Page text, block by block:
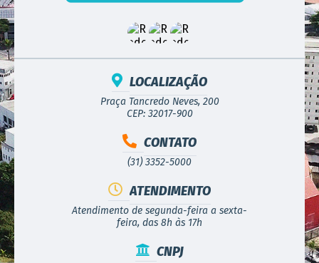
LOCALIZAÇÃO
Praça Tancredo Neves, 200
CEP: 32017-900
CONTATO
(31) 3352-5000
ATENDIMENTO
Atendimento de segunda-feira a sexta-
feira, das 8h às 17h
CNPJ